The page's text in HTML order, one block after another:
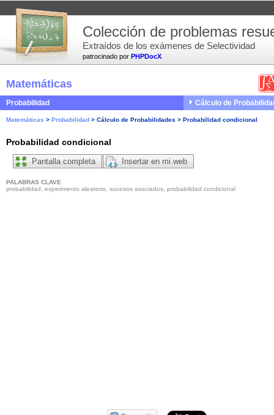
patrocinado por PHPDocX
Colección de problemas
Extraídos de los exámenes de Selectividad
Matemáticas
Probabilidad Cálculo de
Matemáticas > Probabilidad > Cálculo de Probabilidades > Probabilidad condicional
Probabilidad condicional
Pantalla completa Insertar en mi web
PALABRAS CLAVE
probabilidad, experimento aleatorio, sucesos asociados, probabilidad condicional